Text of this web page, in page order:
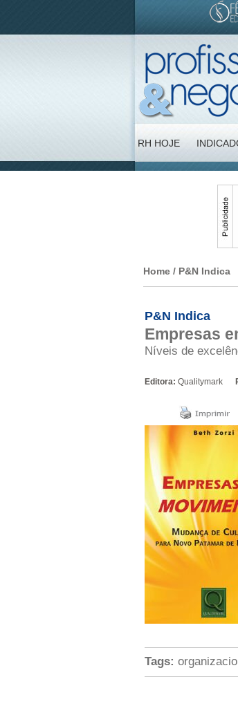
RH HOJE
Home / P&N Indica
P&N Indica
Empresas
Níveis de
Editora: Qualitymark
Tags: